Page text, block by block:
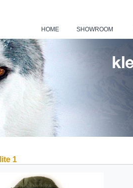
HOME SHOWROOM
1